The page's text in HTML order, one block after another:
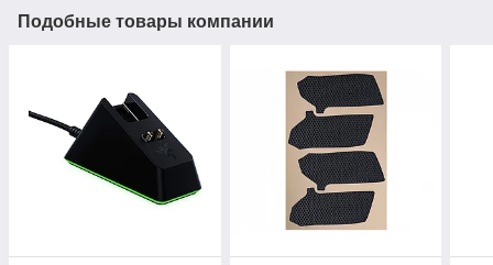
Подобные товары компании